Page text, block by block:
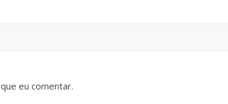
eu comentar.